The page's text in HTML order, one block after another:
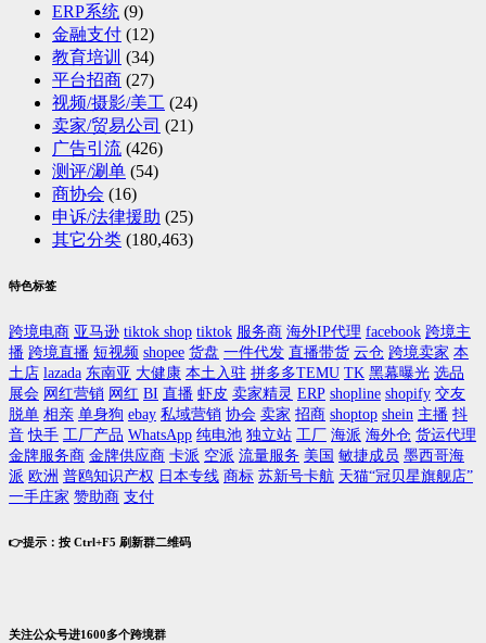
ERP系统 (9)
金融支付 (12)
教育培训 (34)
平台招商 (27)
视频/摄影/美工 (24)
卖家/贸易公司 (21)
广告引流 (426)
测评/涮单 (54)
商协会 (16)
申诉/法律援助 (25)
其它分类 (180,463)
特色标签
跨境电商 亚马逊 tiktok shop tiktok 服务商 海外IP代理 facebook 跨境主
播 跨境直播 短视频 shopee 货盘 一件代发 直播带货 云仓 跨境卖家 本
土店 lazada 东南亚 大健康 本土入驻 拼多多TEMU TK 黑幕曝光 选品
展会 网红营销 网红 BI 直播 虾皮 卖家精灵 ERP shopline shopify 交友
脱单 相亲 单身狗 ebay 私域营销 协会 卖家 招商 shoptop shein 主播 抖
音 快手 工厂产品 WhatsApp 纯电池 独立站 工厂 海派 海外仓 货运代理
金牌服务商 金牌供应商 卡派 空派 流量服务 美国 敏捷成员 墨西哥海
派 欧洲 普鸥知识产权 日本专线 商标 苏新号卡航 天猫“冠贝星旗舰店”
一手庄家 赞助商 支付
👉提示：按 Ctrl+F5 刷新群二维码
关注公众号进1600多个跨境群